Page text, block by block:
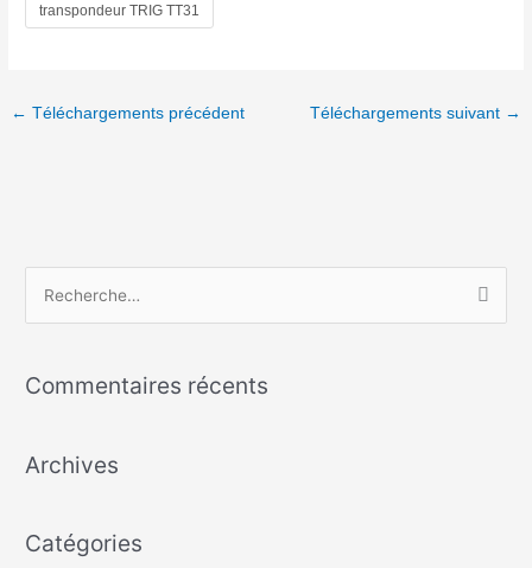
transpondeur TRIG TT31
← Téléchargements précédent Téléchargements suivant →
h
r
e
Commentaires récents
Archives
Catégories